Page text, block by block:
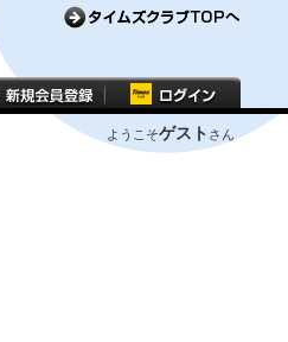
ようこそゲスト さん